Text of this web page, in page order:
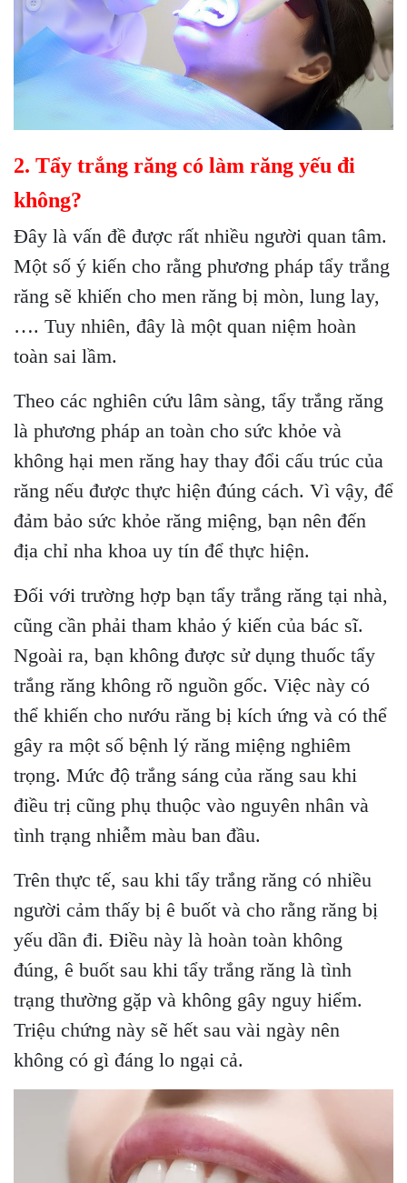
2. Tẩy trắng răng có làm răng yếu đi
không?
Đây là vấn đề được rất nhiều người quan tâm.
Một số ý kiến cho rằng phương pháp tẩy trắng
răng sẽ khiến cho men răng bị mòn, lung lay,
…. Tuy nhiên, đây là một quan niệm hoàn
toàn sai lầm.
Theo các nghiên cứu lâm sàng, tẩy trắng răng
là phương pháp an toàn cho sức khỏe và
không hại men răng hay thay đổi cấu trúc của
răng nếu được thực hiện đúng cách. Vì vậy, để
đảm bảo sức khỏe răng miệng, bạn nên đến
địa chỉ nha khoa uy tín để thực hiện.
Đối với trường hợp bạn tẩy trắng răng tại nhà,
cũng cần phải tham khảo ý kiến của bác sĩ.
Ngoài ra, bạn không được sử dụng thuốc tẩy
trắng răng không rõ nguồn gốc. Việc này có
thể khiến cho nướu răng bị kích ứng và có thể
gây ra một số bệnh lý răng miệng nghiêm
trọng. Mức độ trắng sáng của răng sau khi
điều trị cũng phụ thuộc vào nguyên nhân và
tình trạng nhiễm màu ban đầu.
Trên thực tế, sau khi tẩy trắng răng có nhiều
người cảm thấy bị ê buốt và cho rằng răng bị
yếu dần đi. Điều này là hoàn toàn không
đúng, ê buốt sau khi tẩy trắng răng là tình
trạng thường gặp và không gây nguy hiểm.
Triệu chứng này sẽ hết sau vài ngày nên
không có gì đáng lo ngại cả.